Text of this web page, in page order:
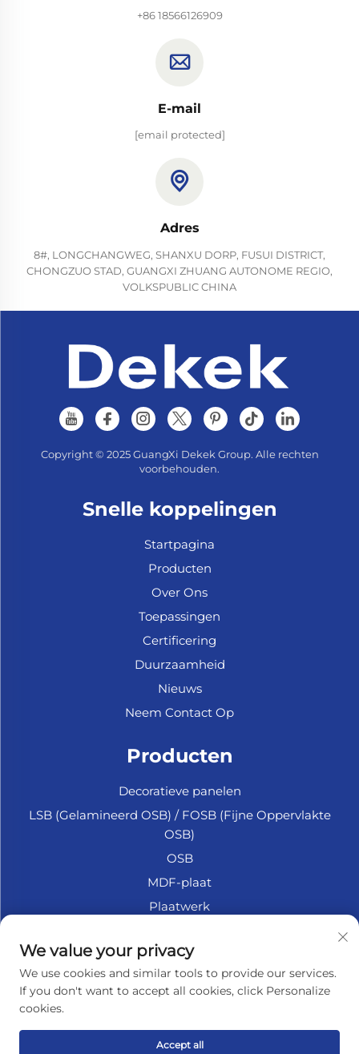
+86 18566126909
E-mail
[email protected]
Adres
8#, LONGCHANGWEG, SHANXU DORP, FUSUI DISTRICT,
CHONGZUO STAD, GUANGXI ZHUANG AUTONOME REGIO,
VOLKSPUBLIC CHINA
Copyright © 2025 GuangXi Dekek Group. Alle rechten
voorbehouden.
Snelle koppelingen
Startpagina
Producten
Over Ons
Toepassingen
Certificering
Duurzaamheid
Nieuws
Neem Contact Op
Producten
Decoratieve panelen
LSB (Gelamineerd OSB) / FOSB (Fijne Oppervlakte
OSB)
OSB
MDF-plaat
Plaatwerk
Fiberplaat
Accessoires
We value your privacy
We use cookies and similar tools to provide our services.
If you don't want to accept all cookies, click Personalize
cookies.
Accept all